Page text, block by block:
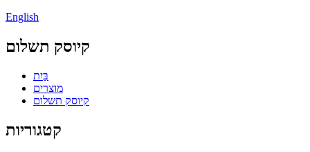
English
קיוסק תשלום
בַּיִת
מוצרים
קיוסק תשלום
קטגוריות